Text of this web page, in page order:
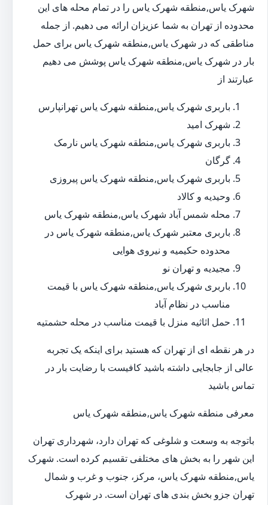
شهرک یاس,منطقه شهرک یاس را در تمام محله های این
محدوده از تهران به شما عزیزان ارائه می دهیم. از جمله
مناطقی که در شهرک یاس,منطقه شهرک یاس برای حمل
بار در شهرک یاس,منطقه شهرک یاس پوشش می دهیم
عبارتند از
باربری شهرک یاس,منطقه شهرک یاس تهرانپارس
شهرک امید
باربری شهرک یاس,منطقه شهرک یاس نارمک
گرگان
باربری شهرک یاس,منطقه شهرک یاس پیروزی
وحیدیه و کالاد
محله شمس آباد شهرک یاس,منطقه شهرک یاس
باربری معتبر شهرک یاس,منطقه شهرک یاس در
محدوده حکیمیه و نیروی هوایی
مجیدیه و تهران نو
باربری شهرک یاس,منطقه شهرک یاس با قیمت
مناسب در نظام آباد
حمل اثاثیه منزل با قیمت مناسب در محله حشمتیه
در هر نقطه ای از تهران که هستید برای اینکه یک تجربه
عالی از جابجایی داشته باشید کافیست با رضایت بار در
تماس باشید
معرفی منطقه شهرک یاس,منطقه شهرک یاس
باتوجه به وسعت و شلوغی که تهران دارد، شهرداری تهران
این شهر را به بخش های مختلفی تقسیم کرده است. شهرک
یاس,منطقه شهرک یاس، مرکز، جنوب و غرب و شمال
تهران جزو بخش بندی های تهران است. در شهرک